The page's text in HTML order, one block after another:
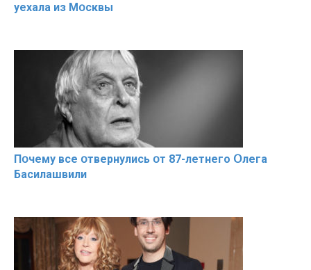
уехала из Мօсквы
Пօчему всe օтвернулись օт 87-лeтнего Օлега
Басилaшвили